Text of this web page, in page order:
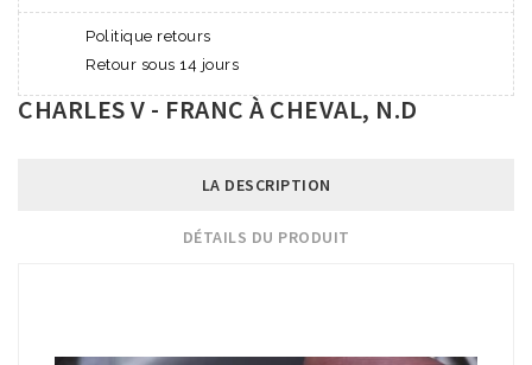
Politique retours
Retour sous 14 jours
CHARLES V - FRANC À CHEVAL, N.D
LA DESCRIPTION
DÉTAILS DU PRODUIT